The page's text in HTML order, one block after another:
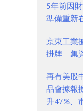
5年前因
準備重新
京東工業
掛牌 集
再有美股
品會據報
升47%、